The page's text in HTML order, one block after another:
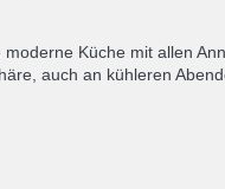
Küche mit allen
auch an kühleren